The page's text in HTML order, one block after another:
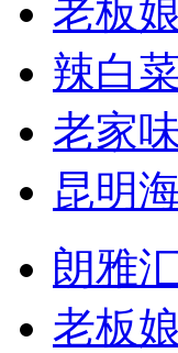
老板
辣白
老家
昆明
朗雅
老板